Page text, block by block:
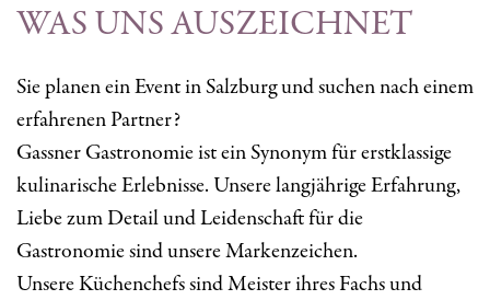
WAS UNS AUSZEICHNET
Sie planen ein Event in Salzburg und suchen nach einem
erfahrenen Partner?
Gassner Gastronomie ist ein Synonym für erstklassige
kulinarische Erlebnisse. Unsere langjährige Erfahrung,
Liebe zum Detail und Leidenschaft für die
Gastronomie sind unsere Markenzeichen.
Unsere Küchenchefs sind Meister ihres Fachs und